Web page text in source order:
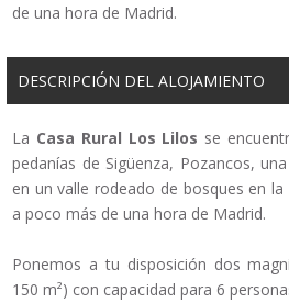
de una hora de Madrid.
DESCRIPCIÓN DEL ALOJAMIENTO
La Casa Rural Los Lilos se
pedanías de Sigüenza, Pozancos,
en un valle rodeado de bosques en la
a poco más de una hora de Madrid.
Ponemos a tu disposición dos
150 m²) con capacidad para 6